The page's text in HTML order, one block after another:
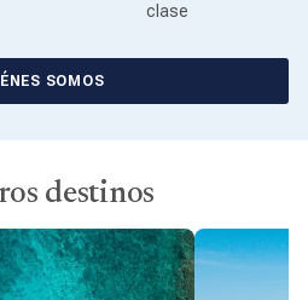
clase
SOMOS
destinos